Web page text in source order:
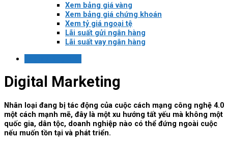
Xem bảng giá vàng
Xem bảng giá chứng khoán
Xem tỷ giá ngoại tệ
Lãi suất gửi ngân hàng
Lãi suất vay ngân hàng
Digital Marketing
Nhân loại đang bị tác động của cuộc cách mạng công nghệ 4.0
một cách mạnh mẽ, đây là một xu hướng tất yếu mà không một
quốc gia, dân tộc, doanh nghiệp nào có thể đứng ngoài cuộc
nếu muốn tồn tại và phát triển.